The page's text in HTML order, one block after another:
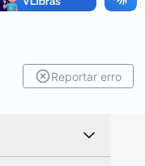
Reportar erro